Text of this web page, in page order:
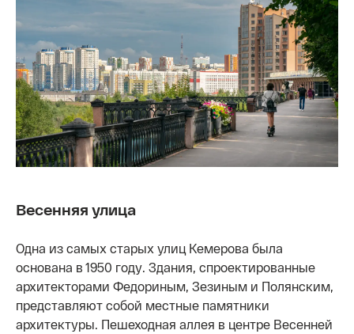
Весенняя улица
Одна из самых старых улиц Кемерова была
основана в 1950 году. Здания, спроектированные
архитекторами Федориным, Зезиным и Полянским,
представляют собой местные памятники
архитектуры. Пешеходная аллея в центре Весенней